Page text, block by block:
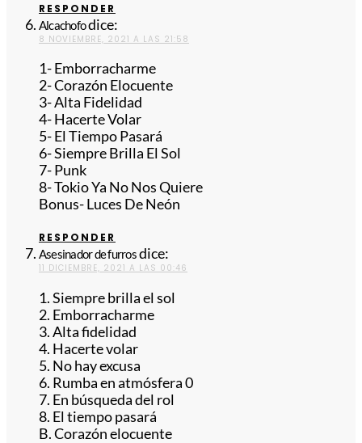
RESPONDER
Alcachofodice:
8 NOVIEMBRE, 2021 A LAS 21:58
1- Emborracharme
2- Corazón Elocuente
3- Alta Fidelidad
4- Hacerte Volar
5- El Tiempo Pasará
6- Siempre Brilla El Sol
7- Punk
8- Tokio Ya No Nos Quiere
Bonus- Luces De Neón
RESPONDER
Asesinador de furrosdice:
11 DICIEMBRE, 2021 A LAS 00:46
1. Siempre brilla el sol
2. Emborracharme
3. Alta fidelidad
4. Hacerte volar
5. No hay excusa
6. Rumba en atmósfera 0
7. En búsqueda del rol
8. El tiempo pasará
B. Corazón elocuente